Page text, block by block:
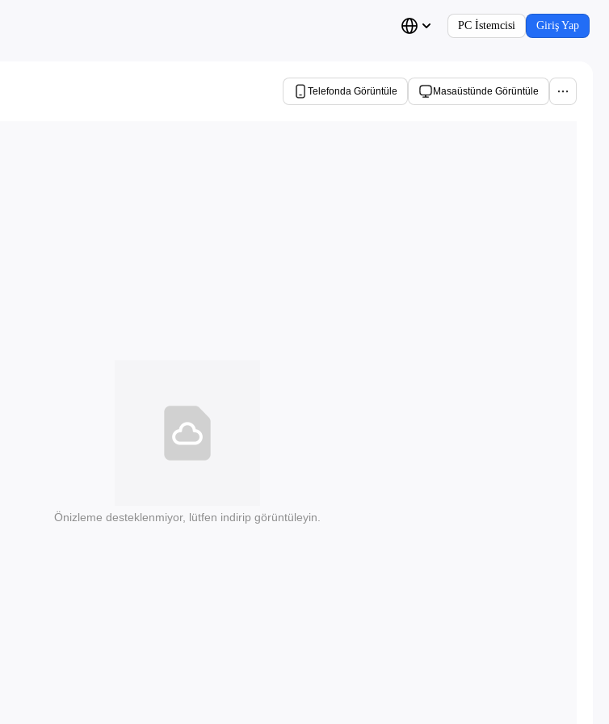
PC İstemcisi Giriş Yap
Telefonda Görüntüle Masaüstünde Görüntüle
Önizleme desteklenmiyor, lütfen indirip görüntüleyin.